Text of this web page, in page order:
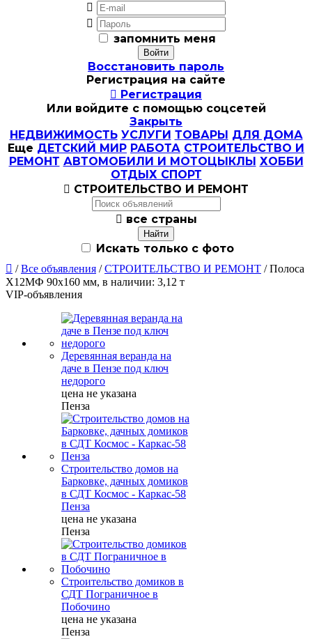


запомнить меня
Восстановить пароль
Регистрация на сайте
 Регистрация
Или войдите с помощью соцсетей
Закрыть
НЕДВИЖИМОСТЬ УСЛУГИ ТОВАРЫ ДЛЯ ДОМА
Еще ДЕТСКИЙ МИР РАБОТА СТРОИТЕЛЬСТВО И
РЕМОНТ АВТОМОБИЛИ И МОТОЦЫКЛЫ ХОББИ
ОТДЫХ СПОРТ
 СТРОИТЕЛЬСТВО И РЕМОНТ
 все страны
Искать только с фото
 /Все объявления /СТРОИТЕЛЬСТВО И РЕМОНТ / Полоса
Х12МФ 90х160 мм, в наличии: 3,12 т
VIP-объявления
Деревянная веранда на
даче в Пензе под ключ
недорого
цена не указана
Пенза
Строительство домов на
Барковке, дачных домиков
в СДТ Космос - Каркас-58
Пенза
цена не указана
Пенза
Строительство домиков в
СДТ Пограничное в
Побочино
цена не указана
Пенза